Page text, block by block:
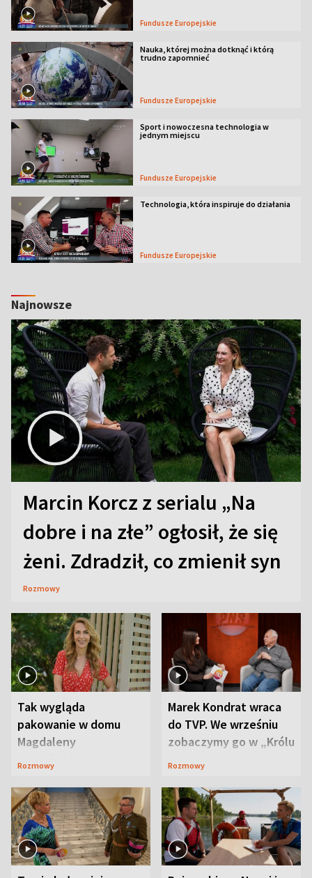
Fundusze Europejskie
Nauka, której można dotknąć i którą
trudno zapomnieć
Fundusze Europejskie
Sport i nowoczesna technologia w
jednym miejscu
Fundusze Europejskie
Technologia, która inspiruje do działania
Fundusze Europejskie
Najnowsze
Marcin Korcz z serialu „Na
dobre i na złe” ogłosił, że się
żeni. Zdradził, co zmienił syn
Rozmowy
Tak wygląda
pakowanie w domu
Magdaleny
Waligórskiej-Lisieckiej.
Rozmowy
Marek Kondrat wraca
do TVP. We wrześniu
zobaczymy go w „Królu
Maciusiu I”
Rozmowy